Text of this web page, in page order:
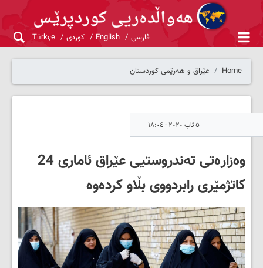
فارسی English کوردی Türkçe
Home عێراق و هەرێمی کوردستان
٥ ئاب ٢٠٢٠ - ١٨:٠٤
وەزارەتی تەندروستیی عێراق ئاماری 24
کاتژمێری رابردووی بڵاو کردەوە